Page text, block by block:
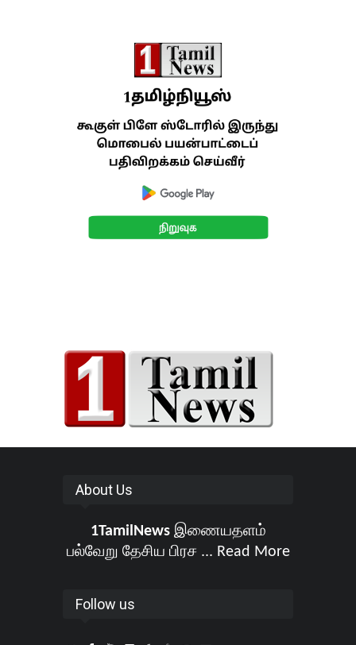
About Us
1TamilNewsஇணையதளம்
பல்வேறு தேசிய பிரச ... Read More
Follow us